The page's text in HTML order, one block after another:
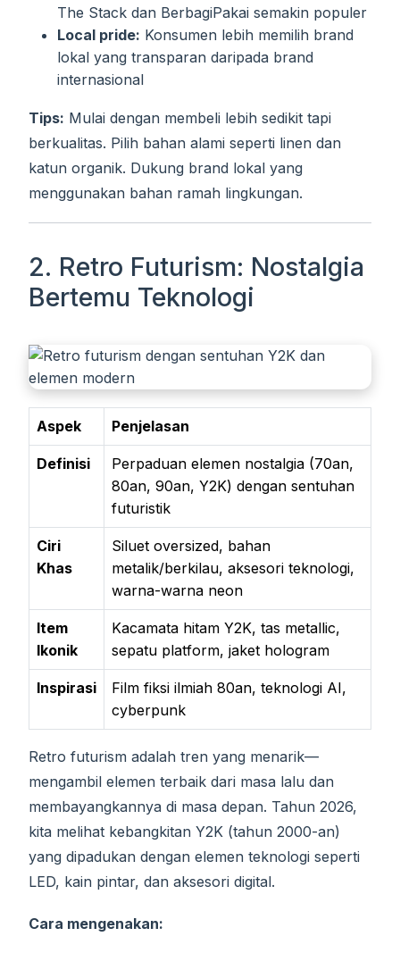
The Stack dan BerbagiPakai semakin populer
Local pride: Konsumen lebih memilih brand
lokal yang transparan daripada brand
internasional
Tips: Mulai dengan membeli lebih sedikit tapi
berkualitas. Pilih bahan alami seperti linen dan
katun organik. Dukung brand lokal yang
menggunakan bahan ramah lingkungan.
2. Retro Futurism: Nostalgia
Bertemu Teknologi
Aspek Penjelasan
Definisi
Perpaduan elemen nostalgia (70an,
80an, 90an, Y2K) dengan sentuhan
futuristik
Ciri
Khas
Siluet oversized, bahan
metalik/berkilau, aksesori teknologi,
warna-warna neon
Item
Ikonik
Kacamata hitam Y2K, tas metallic,
sepatu platform, jaket hologram
Inspirasi
Film fiksi ilmiah 80an, teknologi AI,
cyberpunk
Retro futurism adalah tren yang menarik—
mengambil elemen terbaik dari masa lalu dan
membayangkannya di masa depan. Tahun 2026,
kita melihat kebangkitan Y2K (tahun 2000-an)
yang dipadukan dengan elemen teknologi seperti
LED, kain pintar, dan aksesori digital.
Cara mengenakan: